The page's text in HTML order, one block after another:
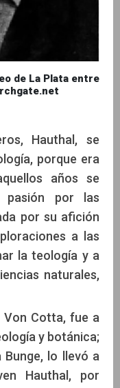
de La Plata entre
Hauthal, se
porque era
años se
pasión por las
por su afición
a las
la teología y a
naturales,
Von Cotta, fue a
y botánica;
Bunge, lo llevó a
Hauthal, por